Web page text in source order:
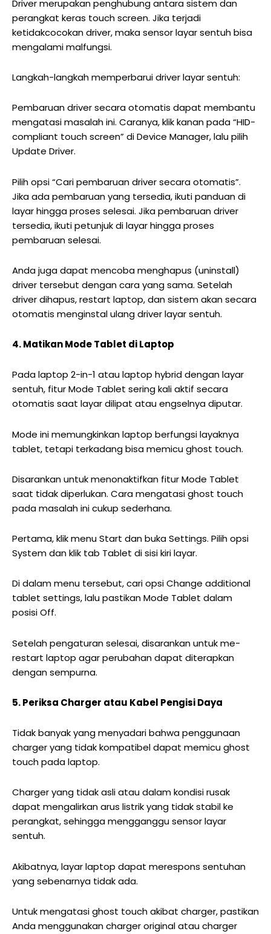
Driver merupakan penghubung antara sistem dan
perangkat keras touch screen. Jika terjadi
ketidakcocokan driver, maka sensor layar sentuh bisa
mengalami malfungsi.
Langkah-langkah memperbarui driver layar sentuh:
Pembaruan driver secara otomatis dapat membantu
mengatasi masalah ini. Caranya, klik kanan pada “HID-
compliant touch screen” di Device Manager, lalu pilih
Update Driver.
Pilih opsi “Cari pembaruan driver secara otomatis”.
Jika ada pembaruan yang tersedia, ikuti panduan di
layar hingga proses selesai. Jika pembaruan driver
tersedia, ikuti petunjuk di layar hingga proses
pembaruan selesai.
Anda juga dapat mencoba menghapus (uninstall)
driver tersebut dengan cara yang sama. Setelah
driver dihapus, restart laptop, dan sistem akan secara
otomatis menginstal ulang driver layar sentuh.
4. Matikan Mode Tablet di Laptop
Pada laptop 2-in-1 atau laptop hybrid dengan layar
sentuh, fitur Mode Tablet sering kali aktif secara
otomatis saat layar dilipat atau engselnya diputar.
Mode ini memungkinkan laptop berfungsi layaknya
tablet, tetapi terkadang bisa memicu ghost touch.
Disarankan untuk menonaktifkan fitur Mode Tablet
saat tidak diperlukan. Cara mengatasi ghost touch
pada masalah ini cukup sederhana.
Pertama, klik menu Start dan buka Settings. Pilih opsi
System dan klik tab Tablet di sisi kiri layar.
Di dalam menu tersebut, cari opsi Change additional
tablet settings, lalu pastikan Mode Tablet dalam
posisi Off.
Setelah pengaturan selesai, disarankan untuk me-
restart laptop agar perubahan dapat diterapkan
dengan sempurna.
5. Periksa Charger atau Kabel Pengisi Daya
Tidak banyak yang menyadari bahwa penggunaan
charger yang tidak kompatibel dapat memicu ghost
touch pada laptop.
Charger yang tidak asli atau dalam kondisi rusak
dapat mengalirkan arus listrik yang tidak stabil ke
perangkat, sehingga mengganggu sensor layar
sentuh.
Akibatnya, layar laptop dapat merespons sentuhan
yang sebenarnya tidak ada.
Untuk mengatasi ghost touch akibat charger, pastikan
Anda menggunakan charger original atau charger